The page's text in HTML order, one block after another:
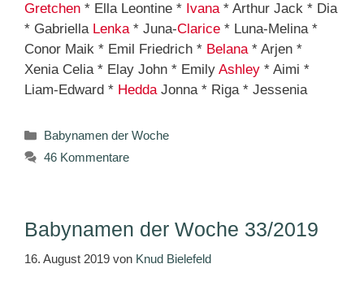
Gretchen * Ella Leontine * Ivana* Arthur Jack * Dia
* Gabriella Lenka* Juna-Clarice * Luna-Melina *
Conor Maik * Emil Friedrich * Belana* Arjen *
Xenia Celia * Elay John * Emily Ashley * Aimi *
Liam-Edward * HeddaJonna * Riga * Jessenia
Kategorien
Babynamen der Woche
46 Kommentare
Babynamen der Woche 33/2019
16. August 2019 von Knud Bielefeld